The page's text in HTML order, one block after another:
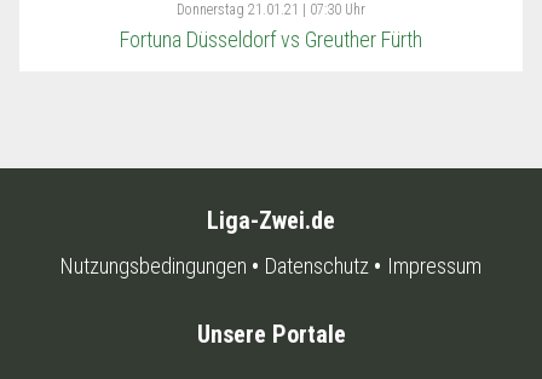
Donnerstag 21.01.21 | 07:30 Uhr
Fortuna Düsseldorf vs Greuther Fürth
Liga-Zwei.de
Nutzungsbedingungen Datenschutz Impressum
Unsere Portale